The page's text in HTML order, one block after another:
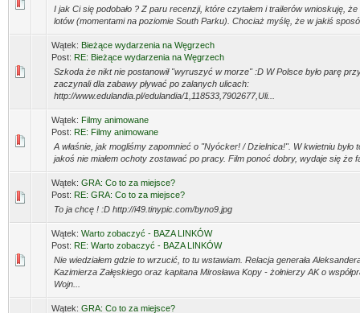
I jak Ci się podobało ? Z paru recenzji, które czytałem i trailerów wnioskuję,
lotów (momentami na poziomie South Parku). Chociaż myślę, że w jakiś
Wątek: Bieżące wydarzenia na Węgrzech
Post: RE: Bieżące wydarzenia na Węgrzech
Szkoda że nikt nie postanowił "wyruszyć w morze" :D W Polsce było parę
zaczynali dla zabawy pływać po zalanych ulicach:
http://www.edulandia.pl/edulandia/1,118533,7902677,Uli...
Wątek: Filmy animowane
Post: RE: Filmy animowane
A właśnie, jak mogliśmy zapomnieć o "Nyócker! / Dzielnica!". W kwietniu było
jakoś nie miałem ochoty zostawać po pracy. Film ponoć dobry, wydaje się że
Wątek: GRA: Co to za miejsce?
Post: RE: GRA: Co to za miejsce?
To ja chcę ! :D http://i49.tinypic.com/byno9.jpg
Wątek: Warto zobaczyć - BAZA LINKÓW
Post: RE: Warto zobaczyć - BAZA LINKÓW
Nie wiedziałem gdzie to wrzucić, to tu wstawiam. Relacja generała
Kazimierza Załęskiego oraz kapitana Mirosława Kopy - żołnierzy AK o
Wojn...
Wątek: GRA: Co to za miejsce?